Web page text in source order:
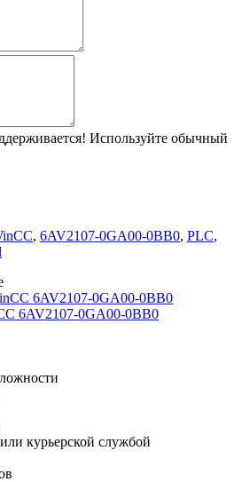
Используйте обычный
, 6AV2107-0GA00-0BB0, PLC,
6AV2107-0GA00-0BB0
курьерской службой